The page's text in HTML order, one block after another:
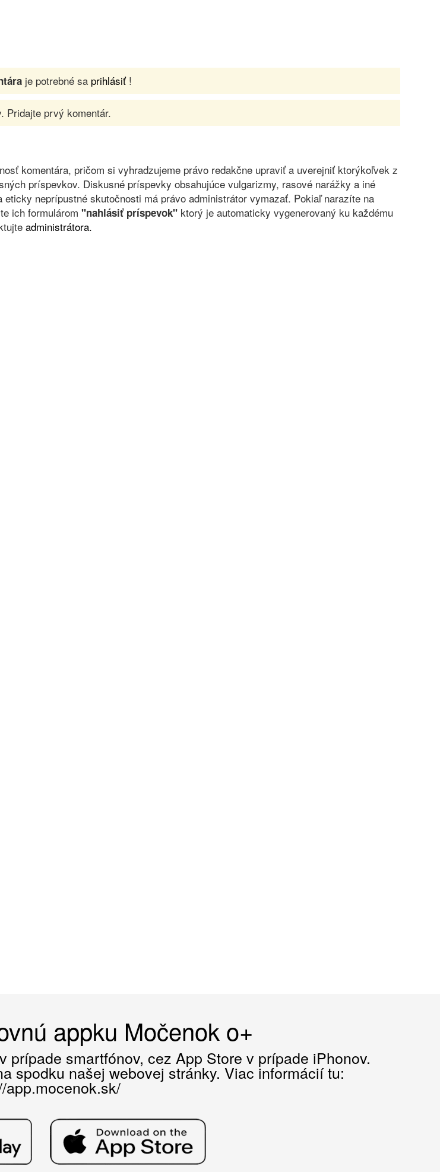
je potrebné sa prihlásiť!
Pridajte prvý komentár.
komentára, pričom si vyhradzujeme právo redakčne upraviť a uverejniť ktorýkoľvek z
príspevkov. Diskusné príspevky obsahujúce vulgarizmy, rasové narážky a iné
eticky neprípustné skutočnosti má právo administrátor vymazať. Pokiaľ narazíte na
ich formulárom "nahlásiť príspevok"ktorý je automaticky vygenerovaný ku každému
administrátora.
appku Močenok o+
smartfónov, cez App Store v prípade iPhonov.
spodku našej webovej stránky. Viac informácií tu:
app.mocenok.sk/